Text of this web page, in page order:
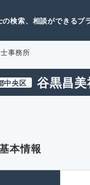
検索、相談ができるプ
事務所
中央区 谷黒昌
本情報